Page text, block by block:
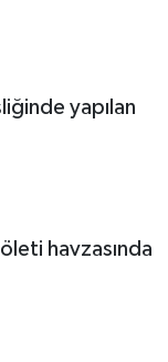
yapılan
havzasında